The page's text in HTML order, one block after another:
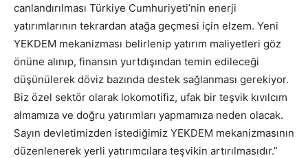
canlandırılması Türkiye Cumhuriyeti’nin enerji
yatırımlarının tekrardan atağa geçmesi için elzem. Yeni
YEKDEM mekanizması belirlenip yatırım maliyetleri göz
önüne alınıp, finansın yurtdışından temin edileceği
düşünülerek döviz bazında destek sağlanması gerekiyor.
Biz özel sektör olarak lokomotifiz, ufak bir teşvik kıvılcım
almamıza ve doğru yatırımları yapmamıza neden olacak.
Sayın devletimizden istediğimiz YEKDEM mekanizmasının
düzenlenerek yerli yatırımcılara teşvikin artırılmasıdır.”